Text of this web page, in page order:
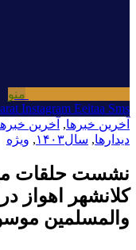
منو
Instagram Eeitaa Sms
آخرین خبرها, آخرین
دیدارها, سال۱۴۰۳ , ویژه
نشست حلقات
کلانشهر اهواز
والمسلمین